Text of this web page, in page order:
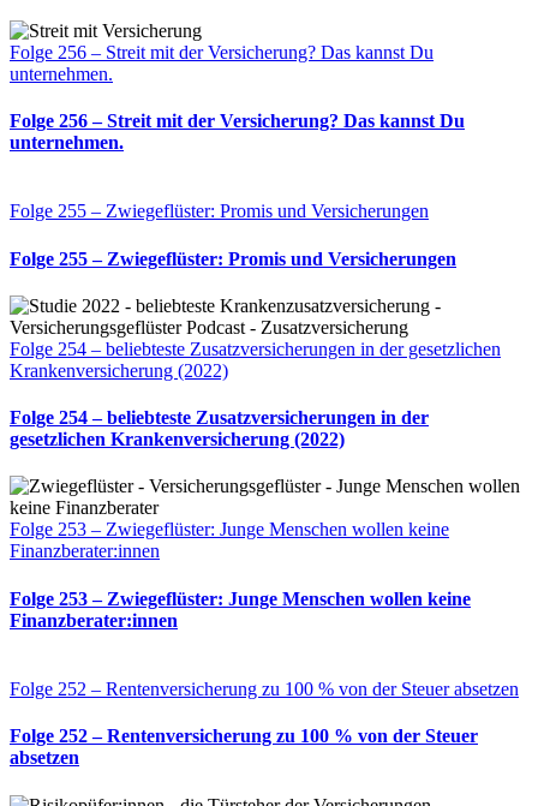
Folge 256 – Streit mit der Versicherung? Das kannst Du
unternehmen.
Folge 256 – Streit mit der Versicherung? Das kannst Du
unternehmen.
Folge 255 – Zwiegeflüster: Promis und Versicherungen
Folge 255 – Zwiegeflüster: Promis und Versicherungen
Folge 254 – beliebteste Zusatzversicherungen in der gesetzlichen
Krankenversicherung (2022)
Folge 254 – beliebteste Zusatzversicherungen in der
gesetzlichen Krankenversicherung (2022)
Folge 253 – Zwiegeflüster: Junge Menschen wollen keine
Finanzberater:innen
Folge 253 – Zwiegeflüster: Junge Menschen wollen keine
Finanzberater:innen
Folge 252 – Rentenversicherung zu 100 % von der Steuer absetzen
Folge 252 – Rentenversicherung zu 100 % von der Steuer
absetzen